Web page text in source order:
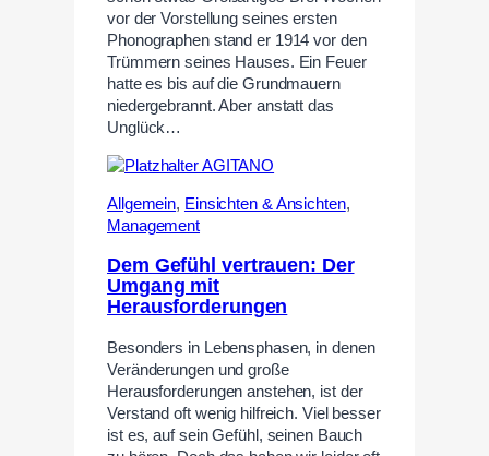
vor der Vorstellung seines ersten
Phonographen stand er 1914 vor den
Trümmern seines Hauses. Ein Feuer
hatte es bis auf die Grundmauern
niedergebrannt. Aber anstatt das
Unglück…
Allgemein, Einsichten & Ansichten,
Management
Dem Gefühl vertrauen: Der
Umgang mit
Herausforderungen
Besonders in Lebensphasen, in denen
Veränderungen und große
Herausforderungen anstehen, ist der
Verstand oft wenig hilfreich. Viel besser
ist es, auf sein Gefühl, seinen Bauch